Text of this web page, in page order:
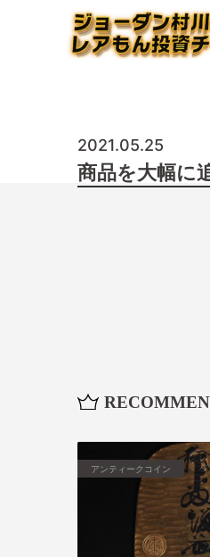
2021.05.25
商品を大幅に
アンティークコイン